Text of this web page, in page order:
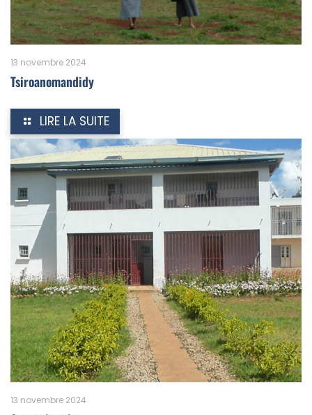
13 novembre 2024
Tsiroanomandidy
LIRE LA SUITE
13 novembre 2024